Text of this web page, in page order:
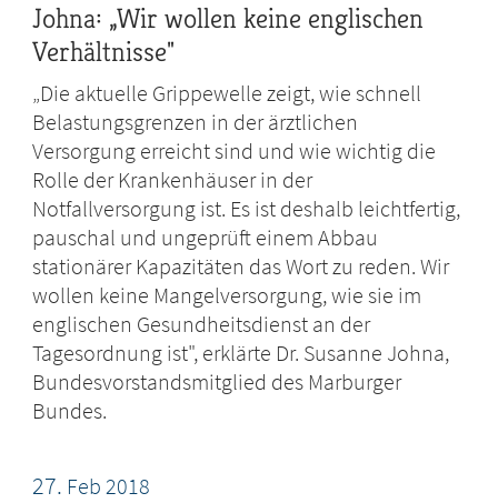
Johna: „Wir wollen keine englischen
Verhältnisse"
„Die aktuelle Grippewelle zeigt, wie schnell
Belastungsgrenzen in der ärztlichen
Versorgung erreicht sind und wie wichtig die
Rolle der Krankenhäuser in der
Notfallversorgung ist. Es ist deshalb leichtfertig,
pauschal und ungeprüft einem Abbau
stationärer Kapazitäten das Wort zu reden. Wir
wollen keine Mangelversorgung, wie sie im
englischen Gesundheitsdienst an der
Tagesordnung ist", erklärte Dr. Susanne Johna,
Bundesvorstandsmitglied des Marburger
Bundes.
27. Feb 2018